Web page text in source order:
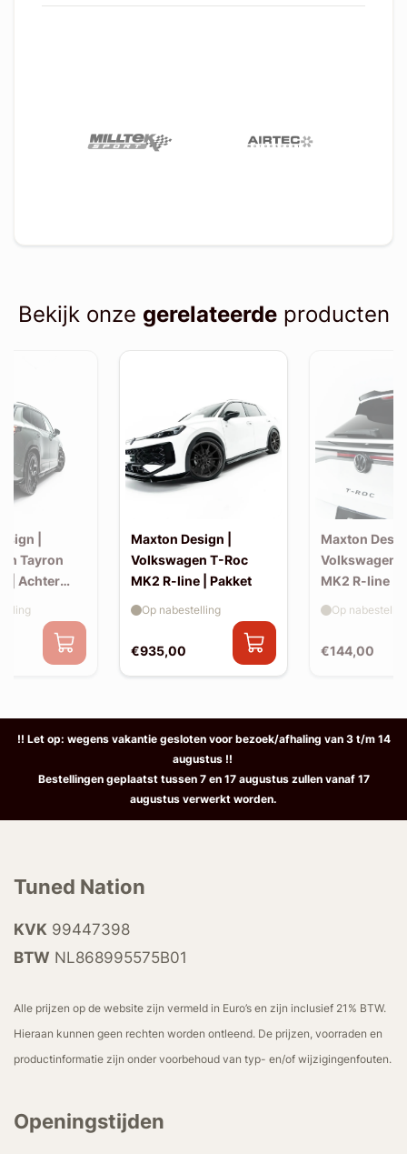
Bekijk onze gerelateerdeproducten
|
Tayron
| Achter
Maxton Design |
Volkswagen T-Roc
MK2 R-line | Pakket
€935,00
Op nabestelling
Maxton
Volkswagen
MK2 R-line |
extension
€144,00
Op
!! Let op: wegens vakantie gesloten voor bezoek/afhaling van 3 t/m 14
augustus !!
Bestellingen geplaatst tussen 7 en 17 augustus zullen vanaf 17
augustus verwerkt worden.
Tuned Nation
KVK 99447398
BTW NL868995575B01
Alle prijzen op de website zijn vermeld in Euro’s en zijn inclusief 21% BTW.
Hieraan kunnen geen rechten worden ontleend. De prijzen, voorraden en
productinformatie zijn onder voorbehoud van typ- en/of wijzigingenfouten.
Openingstijden